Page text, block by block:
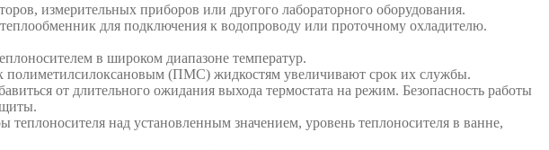
измерительных приборов или другого лабораторного оборудования.
для подключения к водопроводу или проточному охладителю.
в широком диапазоне температур.
полиметилсилоксановым (ПМС) жидкостям увеличивают срок их службы.
от длительного ожидания выхода термостата на режим. Безопасность работы
над установленным значением, уровень теплоносителя в ванне,